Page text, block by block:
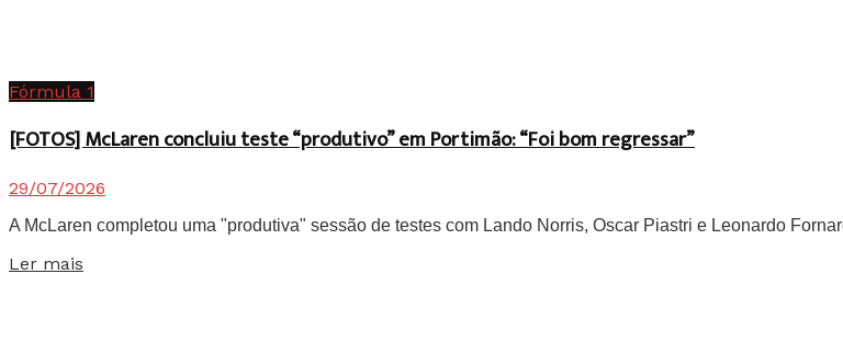
Fórmula 1
[FOTOS] McLaren concluiu teste “produtivo” em Portimão: “Foi bom regressar”
29/07/2026
A McLaren completou uma "produtiva" sessão de testes com Lando Norris, Oscar Piastri e Leonardo
Ler mais